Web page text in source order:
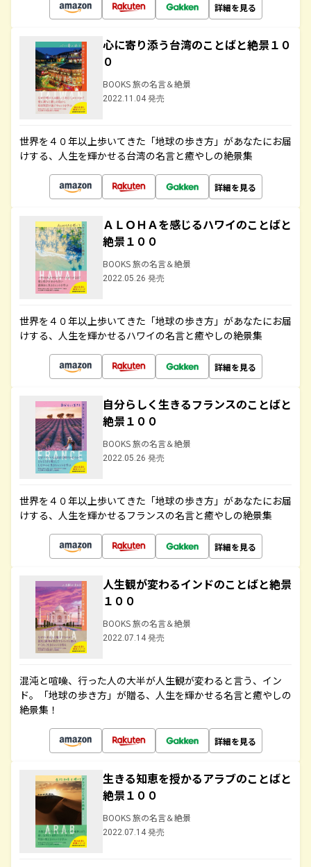
詳細を見る
心に寄り添う台湾のことばと絶景１０
０
BOOKS 旅の名言＆絶景
2022.11.04 発売
世界を４０年以上歩いてきた「地球の歩き方」があなたにお届
けする、人生を輝かせる台湾の名言と癒やしの絶景集
詳細を見る
ＡＬＯＨＡを感じるハワイのことばと
絶景１００
BOOKS 旅の名言＆絶景
2022.05.26 発売
世界を４０年以上歩いてきた「地球の歩き方」があなたにお届
けする、人生を輝かせるハワイの名言と癒やしの絶景集
詳細を見る
自分らしく生きるフランスのことばと
絶景１００
BOOKS 旅の名言＆絶景
2022.05.26 発売
世界を４０年以上歩いてきた「地球の歩き方」があなたにお届
けする、人生を輝かせるフランスの名言と癒やしの絶景集
詳細を見る
人生観が変わるインドのことばと絶景
１００
BOOKS 旅の名言＆絶景
2022.07.14 発売
混沌と喧噪、行った人の大半が人生観が変わると言う、イン
ド。「地球の歩き方」が贈る、人生を輝かせる名言と癒やしの
絶景集！
詳細を見る
生きる知恵を授かるアラブのことばと
絶景１００
BOOKS 旅の名言＆絶景
2022.07.14 発売